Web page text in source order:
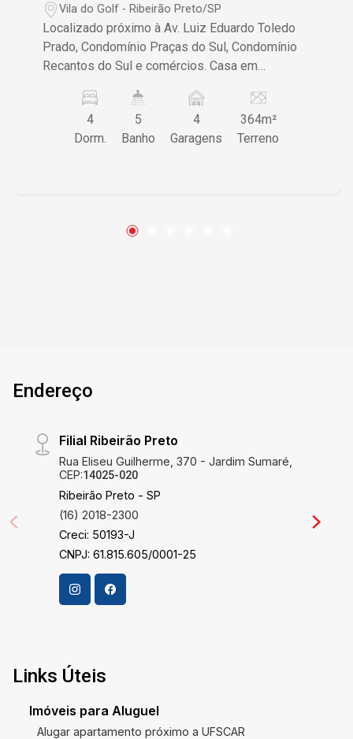
Vila do Golf - Ribeirão Preto/SP
Localizado próximo à Av. Luiz Eduardo Toledo
Prado, Condomínio Praças do Sul, Condomínio
Recantos do Sul e comércios. Casa em
suíte master; - Área gourmet; - Cozinha fechada
com armários planejados; - Lavanderia; -
Vestiário externo; - Sala com pé direito alto; -
você até o seu lar ideal, com a solidez de quem
vender, alugar ou administrar seu imóvel nunca
foi tão simples. Nossa missão é garantir que
agilidade, confiança e excelência em cada etapa.
Da primeira visita à assinatura do contrato,
cuidamos de tudo para que você tenha
tranquilidade e segurança. Estamos onde você
está. Com oito filiais em São Carlos, Araraquara,
Ibaté, Campinas e Ribeirão Preto, ampliamos
nossa presença para estar cada vez mais perto
de quem busca qualidade e atendimento de alto
padrão. Contamos com equipes especializadas
com a tradição, a credibilidade e o olhar
pessoas. Na Cardinali, há 52 anos, a casa é sua.
4
Dorm.
5
Banho
4
Garagens
364m²
Terreno
Endereço
Filial Ribeirão Preto
Rua Eliseu Guilherme, 370 - Jardim Sumaré,
CEP:14025-020
Ribeirão Preto - SP
(16) 2018-2300
Creci: 50193-J
CNPJ: 61.815.605/0001-25
Links Úteis
Imóveis para Aluguel
Alugar apartamento próximo a UFSCAR